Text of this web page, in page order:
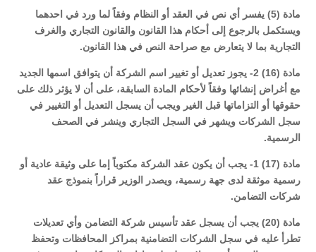
مادة (5) يفسر أي نص في العقد أو النظام وفقاً لما ورد في احدهما
ويستكمل بالرجوع إلى أحكام هذا القانون والقانون التجاري والغرف
التجارية بما لا يتعارض مع صراحة النص في هذا القانون.
مادة (16) 2- يجوز تعديل أو تغيير اسم الشركة أن يتوافق اسمها الجديد
مع أغراض إنشائها وفقاً لأحكام المادة السابقة، على أن لا يؤثر ذلك على
حقوقها أو التزاماتها قبل الغير ويجب أن يسجل التعديل أو التغيير في
سجل الشركات ويشهر في السجل التجاري وينشر في الصحف
الرسمية.
مادة (17) 1- يجب أن يكون عقد الشركة مكتوباً إما على وثيقة عادية أو
رسمية موثقة لدى جهة رسمية، ويصدر الوزير قراراً بنموذج عقد
شركات التضامن.
مادة (20) يجب أن يسجل عقد تأسيس شركة التضامن وأي تعديلات
تطرأ عليه في سجل الشركات التضامنية بمراكز المحافظات وتحفظ